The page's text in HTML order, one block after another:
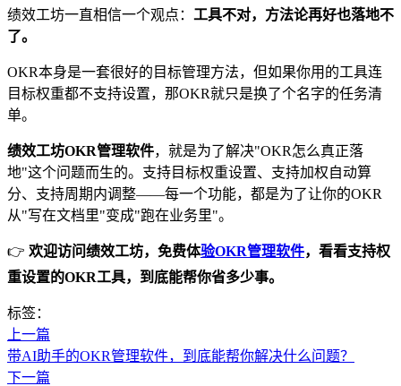
绩效工坊一直相信一个观点： 工具不对，方法论再好也落地不
了。
OKR本身是一套很好的目标管理方法，但如果你用的工具连
目标权重都不支持设置，那OKR就只是换了个名字的任务清
单。
绩效工坊OKR管理软件，就是为了解决"OKR怎么真正落
地"这个问题而生的。支持目标权重设置、支持加权自动算
分、支持周期内调整——每一个功能，都是为了让你的OKR
从"写在文档里"变成"跑在业务里"。
👉 欢迎访问绩效工坊，免费体验OKR管理软件，看看支持权
重设置的OKR工具，到底能帮你省多少事。
标签：
上一篇
带AI助手的OKR管理软件，到底能帮你解决什么问题？
下一篇